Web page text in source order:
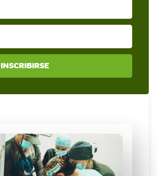
INSCRIBIRSE